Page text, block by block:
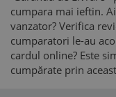
cumpara mai ieftin.
vanzator? Verifica
cumparatori le-au
cardul online? Este
cumpărate prin